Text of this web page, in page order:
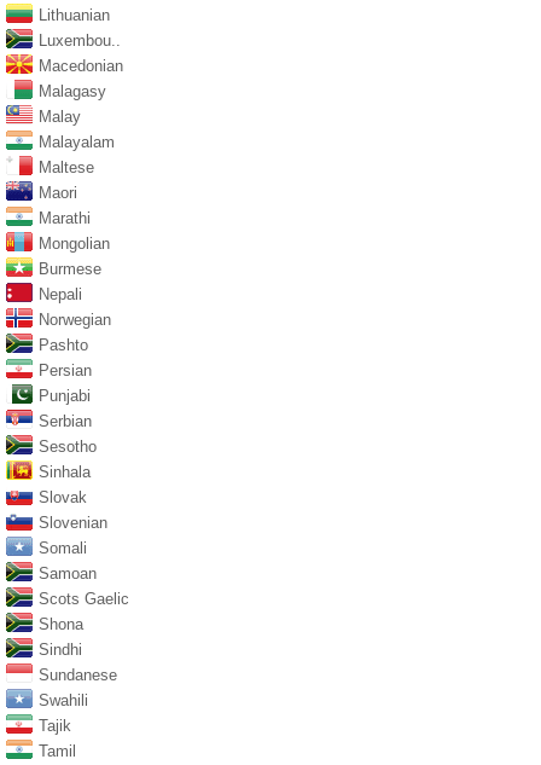
Lithuanian
Luxembou..
Macedonian
Malagasy
Malay
Malayalam
Maltese
Maori
Marathi
Mongolian
Burmese
Nepali
Norwegian
Pashto
Persian
Punjabi
Serbian
Sesotho
Sinhala
Slovak
Slovenian
Somali
Samoan
Scots Gaelic
Shona
Sindhi
Sundanese
Swahili
Tajik
Tamil